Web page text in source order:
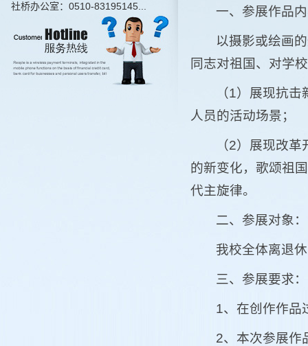
社桥办公室：0510-83195145...
一、参展作品
以摄影或绘画
同志对祖国、对学
（1）展现抗
人员的活动场景；
（2）展现改
的新变化，歌颂祖
代主旋律。
二、参展对象：
我校全体离退
三、参展要求：
1、在创作作品
2、本次参展作